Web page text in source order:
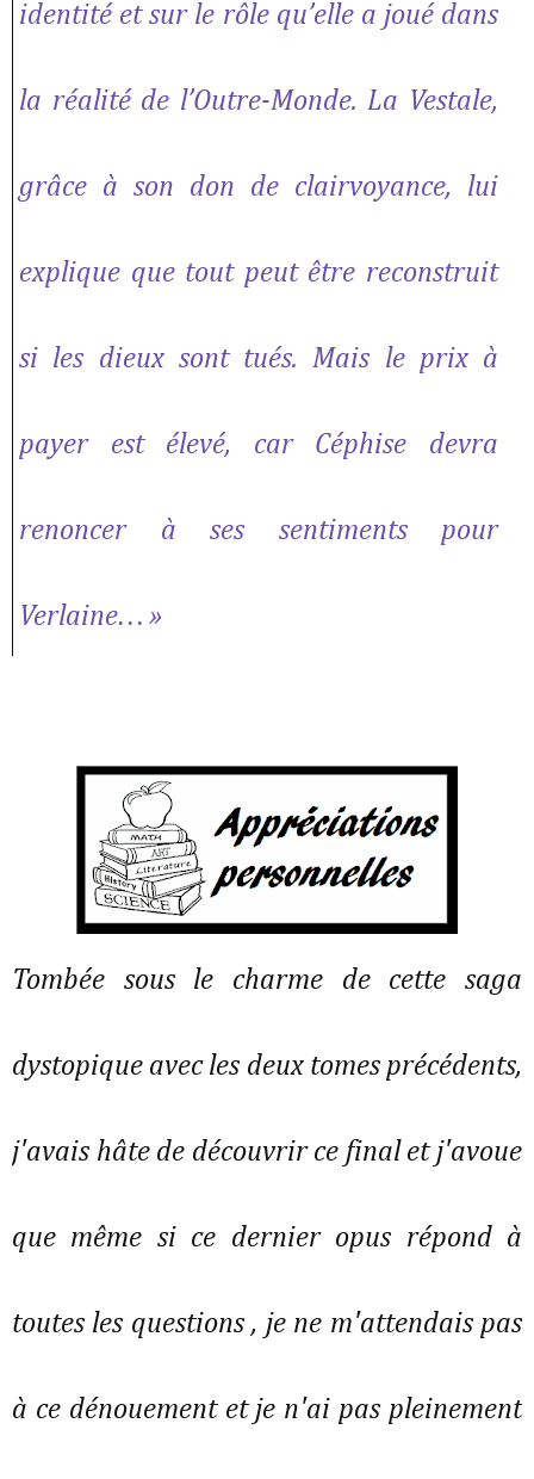
identité et sur le rôle qu’elle a joué dans
la réalité de l’Outre-Monde. La Vestale,
grâce à son don de clairvoyance, lui
explique que tout peut être reconstruit
si les dieux sont tués. Mais le prix à
payer est élevé, car Céphise devra
renoncer à ses sentiments pour
Verlaine… »
Tombée sous le charme de cette saga
dystopique avec les deux tomes précédents,
j'avais hâte de découvrir ce final et j'avoue
que même si ce dernier opus répond à
toutes les questions , je ne m'attendais pas
à ce dénouement et je n'ai pas pleinement